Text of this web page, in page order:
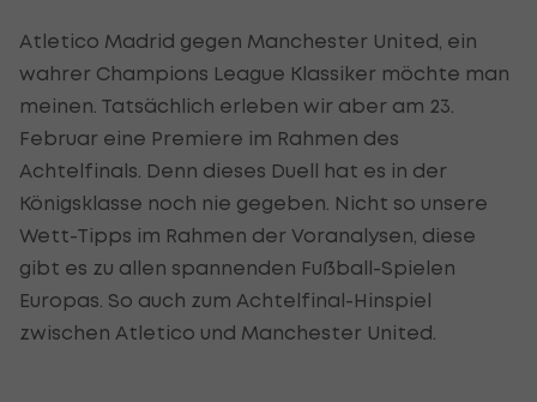
Atletico Madrid gegen Manchester United, ein
wahrer Champions League Klassiker möchte man
meinen. Tatsächlich erleben wir aber am 23.
Februar eine Premiere im Rahmen des
Achtelfinals. Denn dieses Duell hat es in der
Königsklasse noch nie gegeben. Nicht so unsere
Wett-Tipps im Rahmen der Voranalysen, diese
gibt es zu allen spannenden Fußball-Spielen
Europas. So auch zum Achtelfinal-Hinspiel
zwischen Atletico und Manchester United.